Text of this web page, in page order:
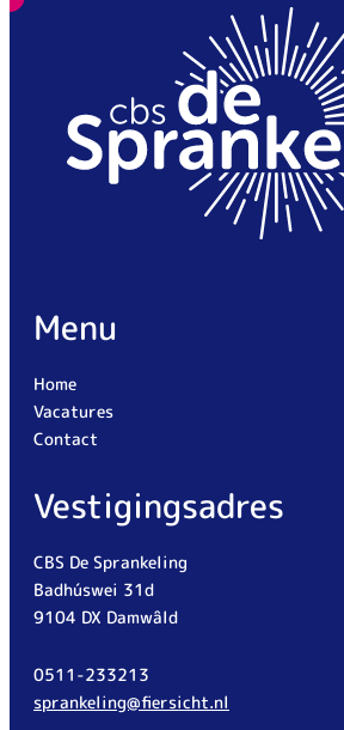
Menu
Home
Vacatures
Contact
Vestigingsadres
CBS De Sprankeling
Badhúswei 31d
9104 DX Damwâld
0511-233213
sprankeling@fiersicht.nl